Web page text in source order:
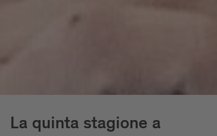
La quinta stagione a